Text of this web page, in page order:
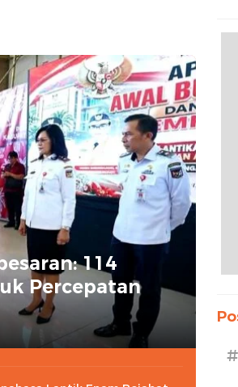
Utara
Seni Budaya
114
Percepatan